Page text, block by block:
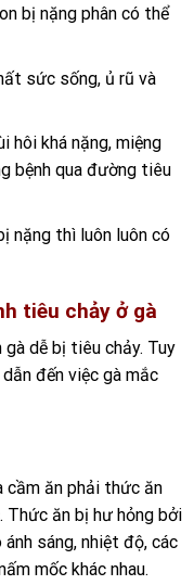
bị nặng phân có thể
sức sống, ủ rũ và
hôi khá nặng, miệng
bệnh qua đường tiêu
nặng thì luôn luôn có
tiêu chảy ở gà
gà dễ bị tiêu chảy. Tuy
đến việc gà mắc
cầm ăn phải thức ăn
Thức ăn bị hư hỏng bởi
sáng, nhiệt độ, các
mốc khác nhau.